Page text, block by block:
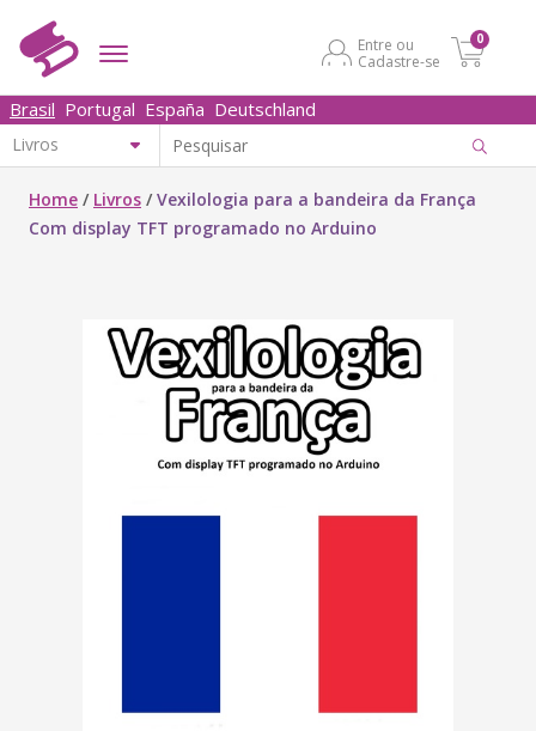
Entre ou
Cadastre-se
0
Brasil Portugal España Deutschland
Home / Livros /Vexilologia para a bandeira da França
Com display TFT programado no Arduino